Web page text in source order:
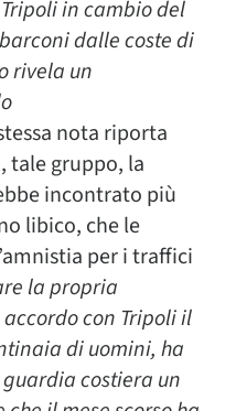
in cambio del
dalle coste di
rivela un
nota riporta
tale gruppo, la
incontrato più
libico, che le
per i traffici
la propria
con Tripoli il
di uomini, ha
costiera un